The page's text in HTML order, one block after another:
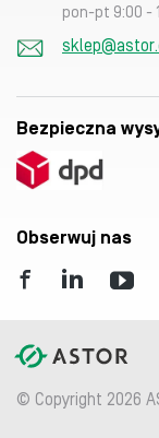
pon-pt 9:00 -
Bezpieczna
Obserwuj nas
© Copyright 2026